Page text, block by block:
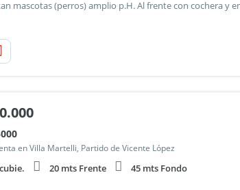
en Villa Martelli, Partido de Vicente López
20 mts Frente 45 mts Fondo